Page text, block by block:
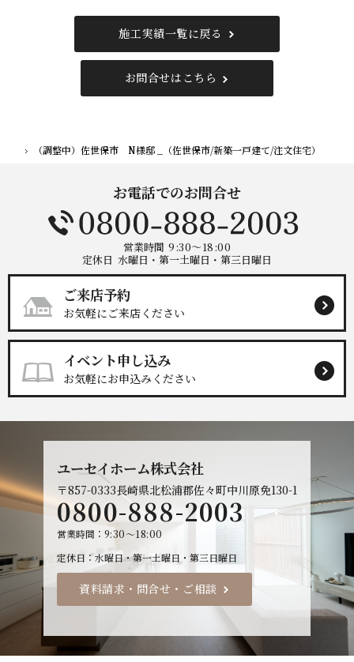
施工実績一覧に戻る
お問合せはこちら
ホーム（調整中）佐世保市 N様邸 _（佐世保市/新築一戸建て/注文住宅）
お電話でのお問合せ
営業時間 9:30～18:00
定休日 水曜日・第一土曜日・第三日曜日
ご来店予約
お気軽にご来店ください
イベント申し込み
お気軽にお申込みください
ユーセイホーム株式会社
〒857-0333長崎県北松浦郡佐々町中川原免130-1
0800-888-2003
営業時間
9:30～18:00
定休日
水曜日・第一土曜日・第三日曜日
資料請求・問合せ・ご相談